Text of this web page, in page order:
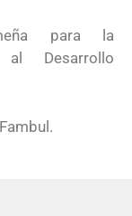
para la
al Desarrollo